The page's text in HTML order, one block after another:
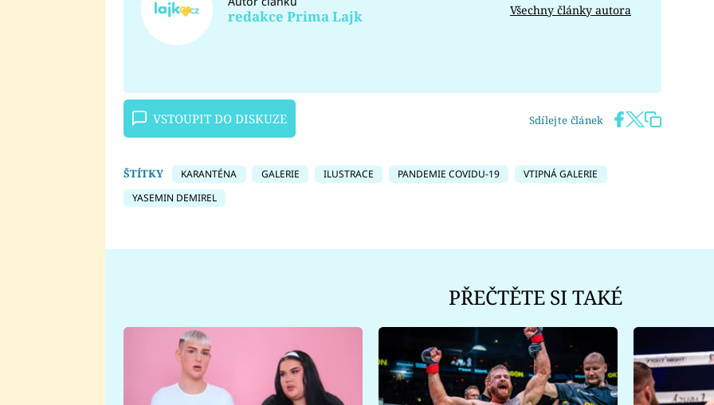
redakce Prima Lajk Všechny články autora
VSTOUPIT DO DISKUZE Sdílejte článek
ŠTÍTKY KARANTÉNA GALERIE ILUSTRACE PANDEMIE COVIDU-19
VTIPNÁ GALERIE
YASEMIN DEMIREL
PŘEČTĚTE SI TAKÉ